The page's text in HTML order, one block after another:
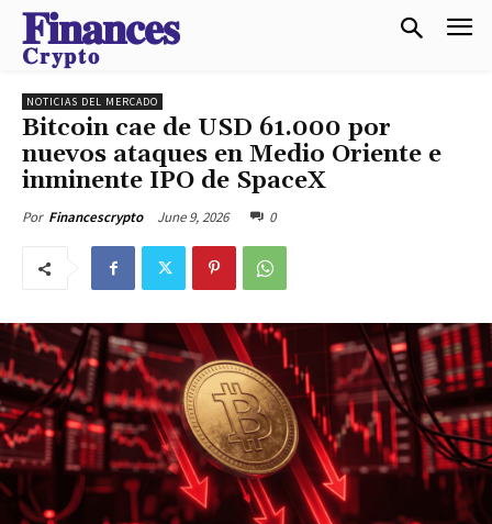
𝐅𝐢𝐧𝐚𝐧𝐜𝐞𝐬
𝐂𝐫𝐲𝐩𝐭𝐨
NOTICIAS DEL MERCADO
Bitcoin cae de USD 61.000 por
nuevos ataques en Medio Oriente e
inminente IPO de SpaceX
Por Financescrypto June 9, 2026 0